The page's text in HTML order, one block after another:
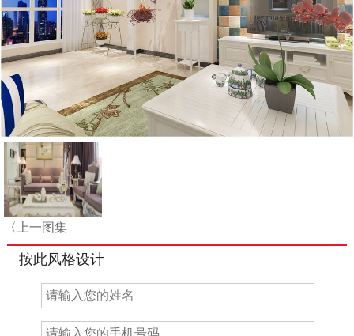
〈上一图集
按此风格设计